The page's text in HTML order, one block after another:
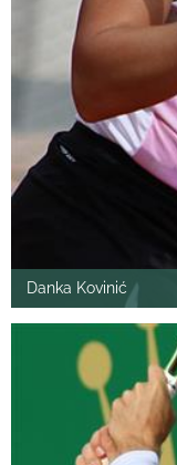
Danka Kovinić